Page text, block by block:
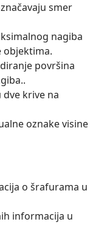
smer
nagiba
objektima.
površina
krive na
oznake visine
o šrafurama u
informacija u